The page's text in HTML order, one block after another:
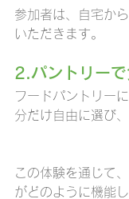
参加者は、自宅か
いただきます。
2.パントリー
フードパントリー
分だけ自由に選び
この体験を通じて
がどのように機能